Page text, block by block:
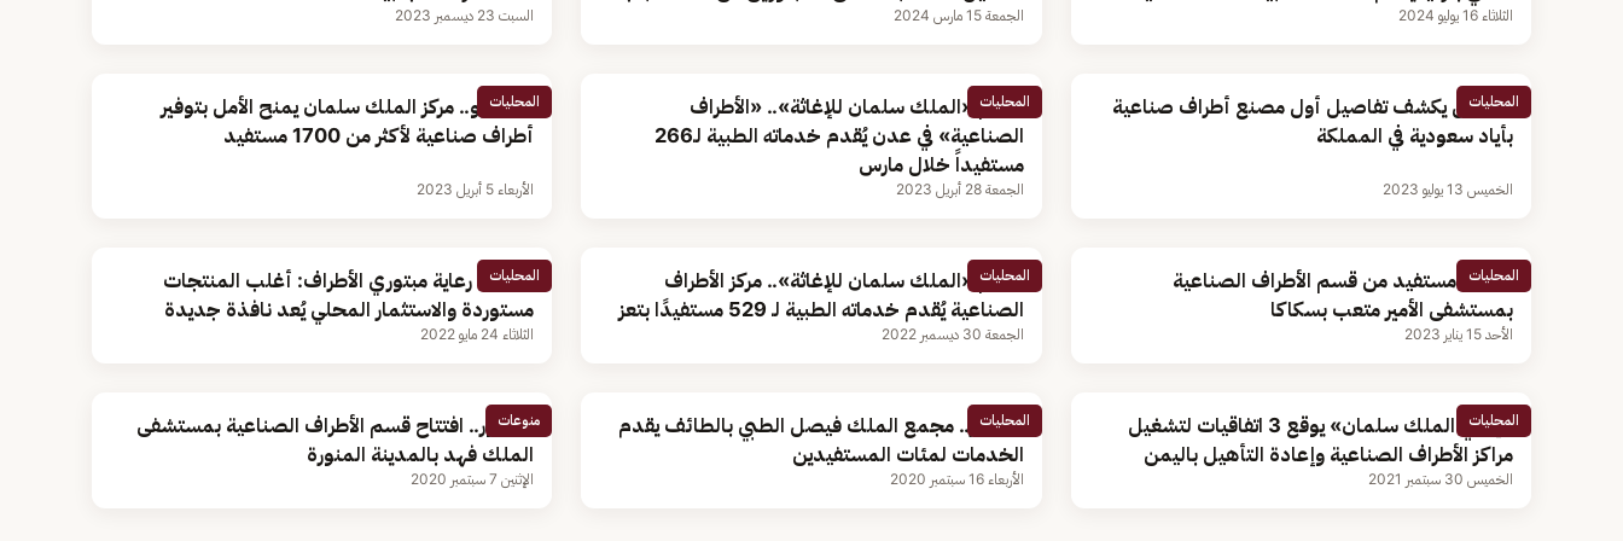
الثلاثاء 16 يوليو 2024 الجمعة 15 مارس 2024 السبت 23 ديسمبر 2023
المحليات
مسؤول يكشف تفاصيل أول مصنع أطراف صناعية
بأياد سعودية في المملكة
الخميس 13 يوليو 2023
المحليات
بدعم «الملك سلمان للإغاثة».. «الأطراف
الصناعية» في عدن يُقدم خدماته الطبية لـ266
مستفيداً خلال مارس
الجمعة 28 أبريل 2023
المحليات
بالفيديو.. مركز الملك سلمان يمنح الأمل بتوفير
أطراف صناعية لأكثر من 1700 مستفيد
الأربعاء 5 أبريل 2023
المحليات
7 آلاف مستفيد من قسم الأطراف الصناعية
بمستشفى الأمير متعب بسكاكا
الأحد 15 يناير 2023
المحليات
بدعم «الملك سلمان للإغاثة».. مركز الأطراف
الصناعية يُقدم خدماته الطبية لـ 529 مستفيدًا بتعز
الجمعة 30 ديسمبر 2022
المحليات
جمعية رعاية مبتوري الأطراف: أغلب المنتجات
مستوردة والاستثمار المحلي يُعد نافذة جديدة
الثلاثاء 24 مايو 2022
المحليات
«إغاثي الملك سلمان» يوقع 3 اتفاقيات لتشغيل
مراكز الأطراف الصناعية وإعادة التأهيل باليمن
الخميس 30 سبتمبر 2021
المحليات
بالصور.. مجمع الملك فيصل الطبي بالطائف يقدم
الخدمات لمئات المستفيدين
الأربعاء 16 سبتمبر 2020
منوعات
بالصور.. افتتاح قسم الأطراف الصناعية بمستشفى
الملك فهد بالمدينة المنورة
الإثنين 7 سبتمبر 2020